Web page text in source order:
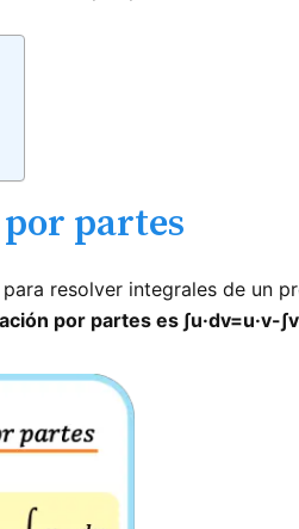
partes
resolver integrales de un
por partes es ∫u·dv=u·v-